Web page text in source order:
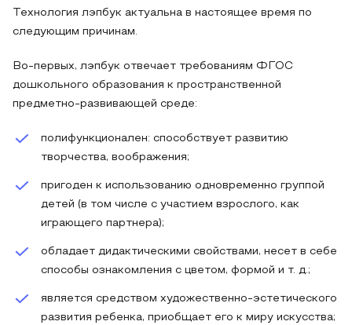
Технология лэпбук актуальна в настоящее время по
следующим причинам.
Во-первых, лэпбук отвечает требованиям ФГОС
дошкольного образования к пространственной
предметно-развивающей среде:
полифункционален: способствует развитию
творчества, воображения;
пригоден к использованию одновременно группой
детей (в том числе с участием взрослого, как
играющего партнера);
обладает дидактическими свойствами, несет в себе
способы ознакомления с цветом, формой и т. д.;
является средством художественно-эстетического
развития ребенка, приобщает его к миру искусства;